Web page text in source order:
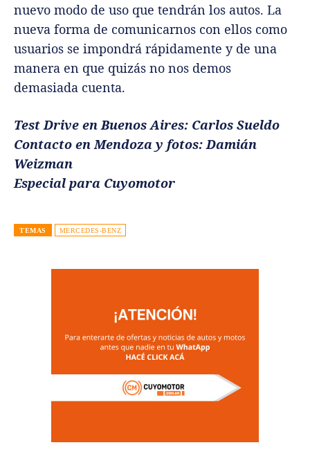
nuevo modo de uso que tendrán los autos. La
nueva forma de comunicarnos con ellos como
usuarios se impondrá rápidamente y de una
manera en que quizás no nos demos
demasiada cuenta.
Test Drive en Buenos Aires: Carlos Sueldo
Contacto en Mendoza y fotos: Damián
Weizman
Especial para Cuyomotor
TEMAS MERCEDES-BENZ